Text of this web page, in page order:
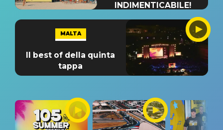
INDIMENTICABILE!
MALTA
Il best of della quinta
tappa